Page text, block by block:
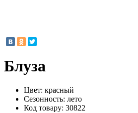
Блуза
Цвет: красный
Сезонность: лето
Код товару: 30822